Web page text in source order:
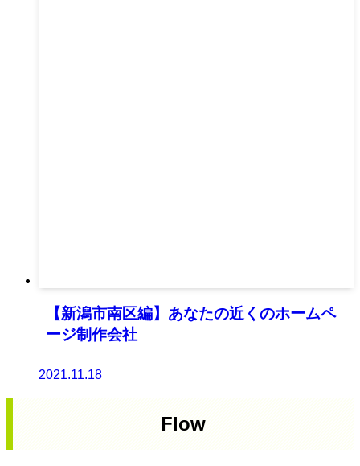
【新潟市南区編】あなたの近くのホームペ
ージ制作会社
2021.11.18
Flow